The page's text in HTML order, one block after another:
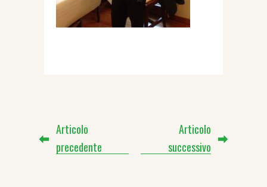
Articolo
precedente
Articolo
successivo